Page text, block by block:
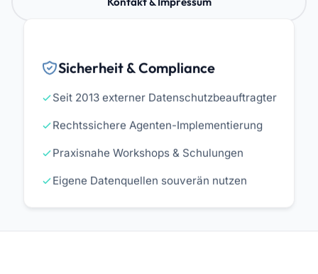
Sicherheit & Compliance
Seit 2013 externer Datenschutzbeauftragter
Rechtssichere Agenten-Implementierung
Praxisnahe Workshops & Schulungen
Eigene Datenquellen souverän nutzen